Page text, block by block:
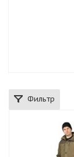
Фильтр